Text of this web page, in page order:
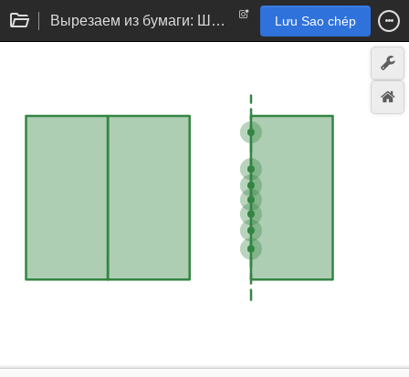
Вырезаем из бумаги: Шаблон для вырезания Lưu Sao chép